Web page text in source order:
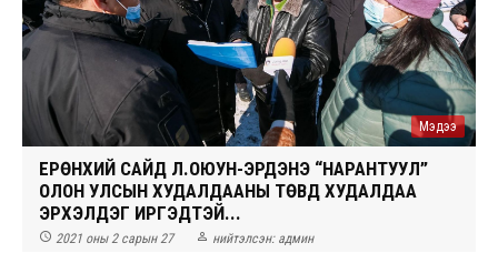
Мэдээ
ЕРӨНХИЙ САЙД Л.ОЮУН-ЭРДЭНЭ “НАРАНТУУЛ”
ОЛОН УЛСЫН ХУДАЛДААНЫ ТӨВД ХУДАЛДАА
ЭРХЭЛДЭГ ИРГЭДТЭЙ...
 2021 оны 2 сарын 27  нийтэлсэн: админ